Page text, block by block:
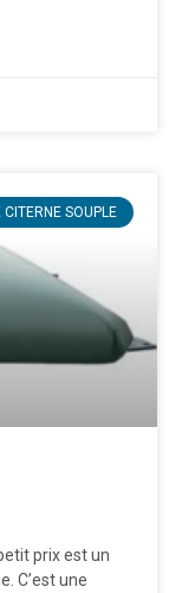
CITERNE SOUPLE
prix est un
C’est une